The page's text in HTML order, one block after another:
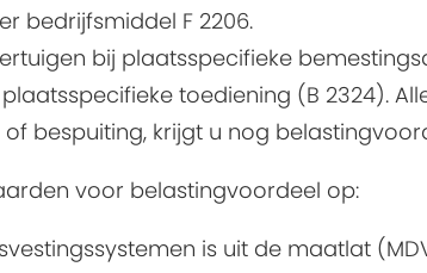
bedrijfsmiddel F 2206.
bij plaatsspecifieke
toediening (B 2324).
bespuiting, krijgt u nog
voor belastingvoordeel op:
is uit de maatlat